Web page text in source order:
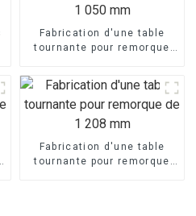
Fabrication d'une table
tournante pour remorque
Fabrication d'une table
tournante pour remorque